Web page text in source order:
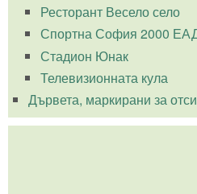
Ресторант Весело село
Спортна София 2000
Стадион Юнак
Телевизионната кула
Дървета, маркирани за